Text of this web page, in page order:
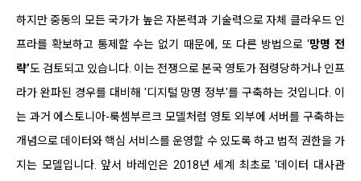
하지만 중동의 모든 국가가 높은 자본력과 기술력으로 자체 클라우드 인
프라를 확보하고 통제할 수는 없기 때문에, 또 다른 방법으로 ‘망명 전
략’도 검토되고 있습니다. 이는 전쟁으로 본국 영토가 점령당하거나 인프
라가 완파된 경우를 대비해 '디지털 망명 정부'를 구축하는 것입니다. 이
는 과거 에스토니아-룩셈부르크 모델처럼 영토 외부에 서버를 구축하는
개념으로 데이터와 핵심 서비스를 운영할 수 있도록 하고 법적 권한을 가
지는 모델입니다. 앞서 바레인은 2018년 세계 최초로 '데이터 대사관